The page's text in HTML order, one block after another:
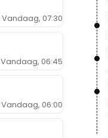
Vandaag, 07:30
Vandaag, 06:45
Vandaag, 06:00